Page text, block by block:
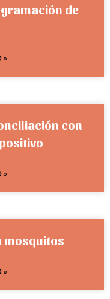
de
»
con
»
mosquitos
»